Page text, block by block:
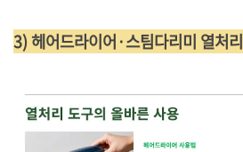
3) 헤어드라이어·스팀다리미 열처리